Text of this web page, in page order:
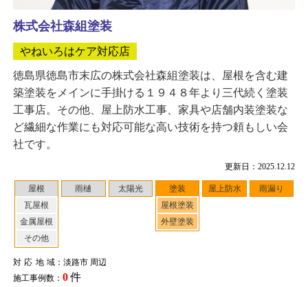
更新日：2025.12.12
屋根
瓦屋根
金属屋根
その他
雨樋 太陽光
塗装
屋根塗装
外壁塗装
屋上防水 雨漏り
対応地域：淡路市 周辺
施工事例数： 0件
株式会社森組塗装
やねいろはケア対応店
徳島県徳島市末広の株式会社森組塗装は、屋根を含む建
築塗装をメインに手掛ける１９４８年より三代続く塗装
工事店。その他、屋上防水工事、家具や店舗内装塗装な
ど繊細な作業にも対応可能な高い技術を持つ頼もしい会
社です。